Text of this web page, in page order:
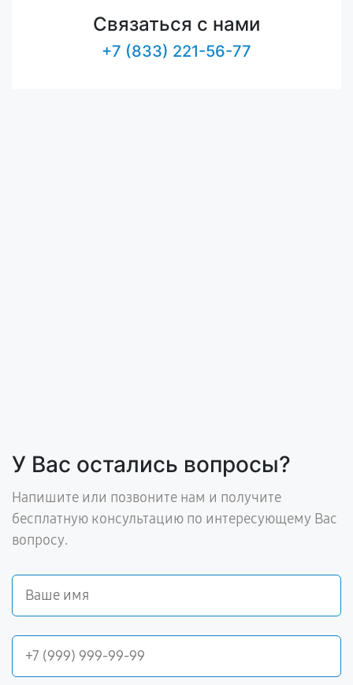
Связаться с нами
+7 (833) 221-56-77
У Вас остались вопросы?
Напишите или позвоните нам и получите
бесплатную консультацию по интересующему Вас
вопросу.